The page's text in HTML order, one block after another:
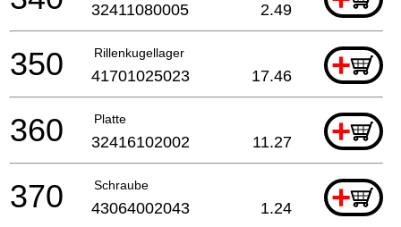
32411080005 2.49
Rillenkugellager +
350 41701025023 17.46
Platte +
360 32416102002 11.27
Schraube +
370 43064002043 1.24